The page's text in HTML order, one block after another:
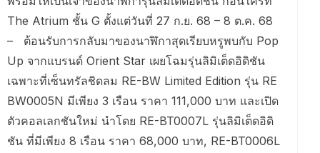
The Atrium ชั้น G ตั้งแต่วันที่ 27 ก.ย. 68 – 8 ต.ค. 68
– ต้อนรับการกลับมาของนาฬิกาสุดเรียบหรูพบกับ Pop
Up จากแบรนด์ Orient Star เผยโฉมรุ่นลิมิเต็ดอิดิชัน
เฉพาะที่เซ็นทรัลชิดลม RE-BW Limited Edition รุ่น RE
BW0005N มีเพียง 3 เรือน ราคา 111,000 บาท และเปิด
ตัวคอลเลกชันใหม่ นำโดย RE-BT0007L รุ่นลิมิเต็ดอิดิ
ชัน ที่มีเพียง 8 เรือน ราคา 68,000 บาท, RE-BT0006L